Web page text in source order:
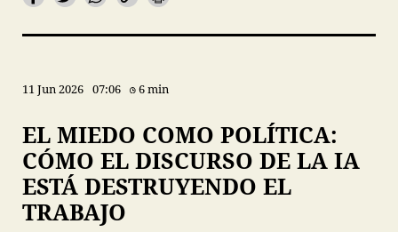
11 Jun 2026 07:06 6 min
EL MIEDO COMO POLÍTICA:
CÓMO EL DISCURSO DE LA IA
ESTÁ DESTRUYENDO EL
TRABAJO